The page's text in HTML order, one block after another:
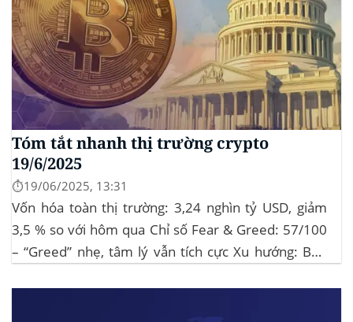
Tóm tắt nhanh thị trường crypto
19/6/2025
⏱️19/06/2025, 13:31
Vốn hóa toàn thị trường: 3,24 nghìn tỷ USD, giảm
3,5 % so với hôm qua Chỉ số Fear & Greed: 57/100
– “Greed” nhẹ, tâm lý vẫn tích cực Xu hướng: BTC